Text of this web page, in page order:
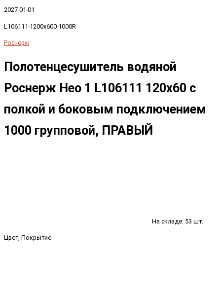
2027-01-01
L106111-1200x600-1000R
Роснерж
Полотенцесушитель водяной
Роснерж Нео 1 L106111 120x60 с
полкой и боковым подключением
1000 групповой, ПРАВЫЙ
На складе: 53 шт.
Цвет, Покрытие